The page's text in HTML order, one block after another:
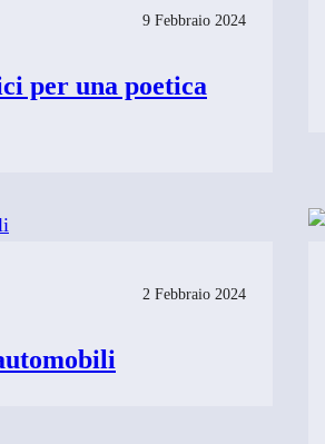
9 Febbraio 2024
per una poetica
2 Febbraio 2024